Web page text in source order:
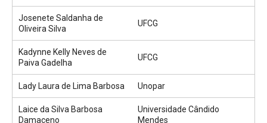
Josenete Saldanha de
Oliveira Silva
UFCG
Kadynne Kelly Neves de
Paiva Gadelha
UFCG
Lady Laura de Lima Barbosa Unopar
Laice da Silva Barbosa
Damaceno
Universidade Cândido
Mendes